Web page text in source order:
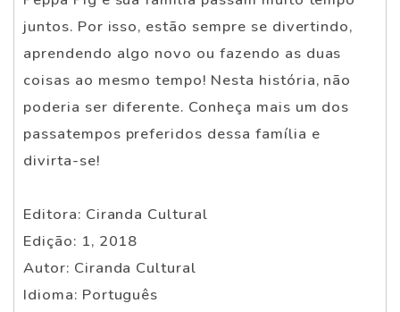
juntos. Por isso, estão sempre se divertindo,
aprendendo algo novo ou fazendo as duas
coisas ao mesmo tempo! Nesta história, não
poderia ser diferente. Conheça mais um dos
passatempos preferidos dessa família e
divirta-se!
Editora: Ciranda Cultural
Edição: 1, 2018
Autor: Ciranda Cultural
Idioma: Português